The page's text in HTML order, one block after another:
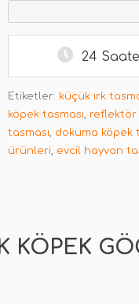
24 Saate
Etiketler: küçük ırk
köpek tasması, reflektör
tasması, dokuma köpek
ürünleri, evcil hayvan
KÖPEK